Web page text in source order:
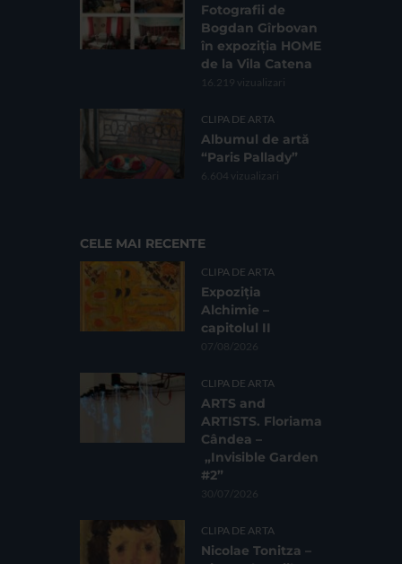
Fotografii de
Bogdan Gîrbovan
în expoziția HOME
de la Vila Catena
16.219 vizualizari
CLIPA DE ARTA
Albumul de artă
“Paris Pallady”
6.604 vizualizari
CELE MAI RECENTE
CLIPA DE ARTA
Expoziția
Alchimie –
capitolul II
07/08/2026
CLIPA DE ARTA
ARTS and
ARTISTS. Floriama
Cândea –
„Invisible Garden
#2”
30/07/2026
CLIPA DE ARTA
Nicolae Tonitza –